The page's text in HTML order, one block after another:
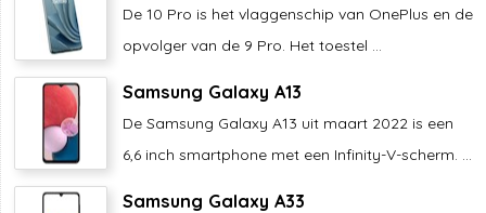
De 10 Pro is het vlaggenschip van OnePlus en de
opvolger van de 9 Pro. Het toestel ...
Samsung Galaxy A13
De Samsung Galaxy A13 uit maart 2022 is een
6,6 inch smartphone met een Infinity-V-scherm. ...
Samsung Galaxy A33